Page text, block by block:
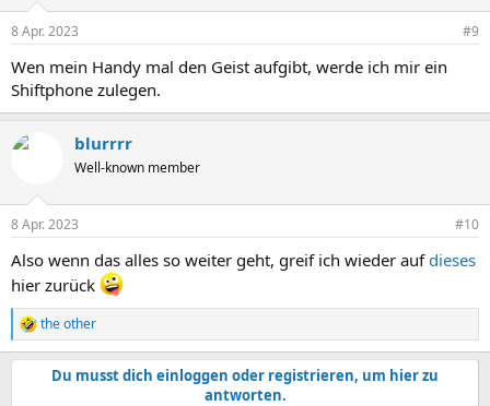
8 Apr. 2023 #9
Wen mein Handy mal den Geist aufgibt, werde ich mir ein
Shiftphone zulegen.
blurrrr
Well-known member
8 Apr. 2023 #10
Also wenn das alles so weiter geht, greif ich wieder aufdieses
hier zurück
R
e
a
the other
Du musst dich einloggen oder registrieren, um hier zu
antworten.